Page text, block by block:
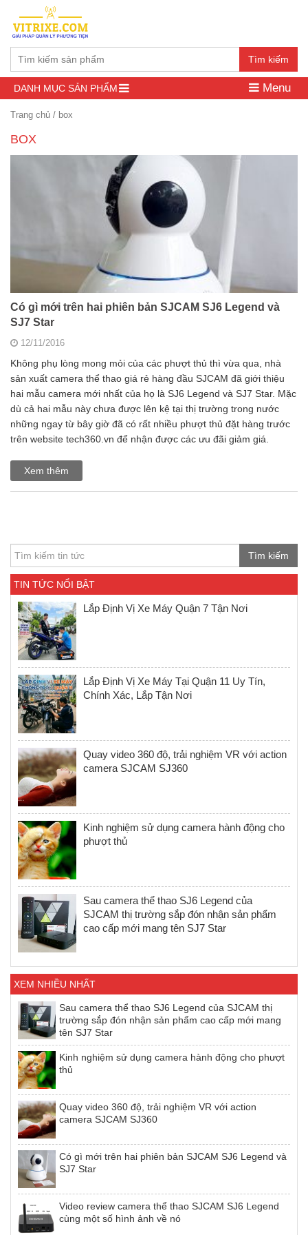
Tìm kiếm
DANH MỤC SẢN PHẨM Menu
Trang chủ / box
BOX
Có gì mới trên hai phiên bản SJCAM SJ6 Legend và
SJ7 Star
12/11/2016
Không phụ lòng mong mỏi của các phượt thủ thì vừa qua, nhà
sản xuất camera thể thao giá rẻ hàng đầu SJCAM đã giới thiệu
hai mẫu camera mới nhất của họ là SJ6 Legend và SJ7 Star. Mặc
dù cả hai mẫu này chưa được lên kệ tại thị trường trong nước
những ngay từ bây giờ đã có rất nhiều phượt thủ đặt hàng trước
trên website tech360.vn để nhận được các ưu đãi giảm giá.
Xem thêm
Tìm kiếm
TIN TỨC NỔI BẬT
Lắp Định Vị Xe Máy Quận 7 Tận Nơi
Lắp Định Vị Xe Máy Tại Quận 11 Uy Tín,
Chính Xác, Lắp Tận Nơi
Quay video 360 độ, trải nghiệm VR với action
camera SJCAM SJ360
Kinh nghiệm sử dụng camera hành động cho
phượt thủ
Sau camera thể thao SJ6 Legend của
SJCAM thị trường sắp đón nhận sản phẩm
cao cấp mới mang tên SJ7 Star
XEM NHIỀU NHẤT
Sau camera thể thao SJ6 Legend của SJCAM thị
trường sắp đón nhận sản phẩm cao cấp mới mang
tên SJ7 Star
Kinh nghiệm sử dụng camera hành động cho phượt
thủ
Quay video 360 độ, trải nghiệm VR với action
camera SJCAM SJ360
Có gì mới trên hai phiên bản SJCAM SJ6 Legend và
SJ7 Star
Video review camera thể thao SJCAM SJ6 Legend
cùng một số hình ảnh về nó